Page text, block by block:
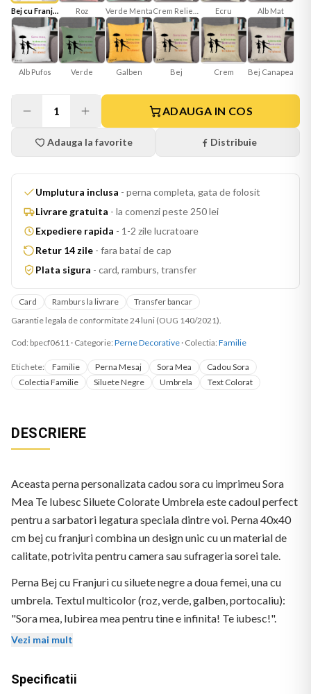
Bej cu Franjuri Roz Verde Menta Ecru Alb Mat
Alb Pufos Verde Galben Bej Crem Bej Canapea
1 ADAUGA IN COS
Adauga la favorite Distribuie
Umplutura inclusa - perna completa, gata de folosit
Livrare gratuita - la comenzi peste 250 lei
Expediere rapida - 1-2 zile lucratoare
Retur 14 zile - fara batai de cap
Plata sigura - card, ramburs, transfer
Card Ramburs la livrare
Transfer bancar
Garantie legala de conformitate 24 luni (OUG 140/2021).
Cod: bpecf0611 · Categorie: Perne Decorative · Colectia: Familie
Etichete: Familie Perna Mesaj Sora Mea
Cadou Sora
Colectia Familie
Siluete Negre Umbrela Text Colorat
DESCRIERE
Aceasta perna personalizata cadou sora cu imprimeu Sora
Mea Te Iubesc Siluete Colorate Umbrela este cadoul perfect
pentru a sarbatori legatura speciala dintre voi. Perna 40x40
cm bej cu franjuri combina un design unic cu un material de
calitate, potrivita pentru camera sau sufrageria sorei tale.
Perna Bej cu Franjuri cu siluete negre a doua femei, una cu
umbrela. Textul multicolor (roz, verde, galben, portocaliu):
"Sora mea, Iubirea mea pentru tine e infinita! Te iubesc!".
Logo BEKZ in coltul stanga-jos.
Vezi mai mult
Specificatii